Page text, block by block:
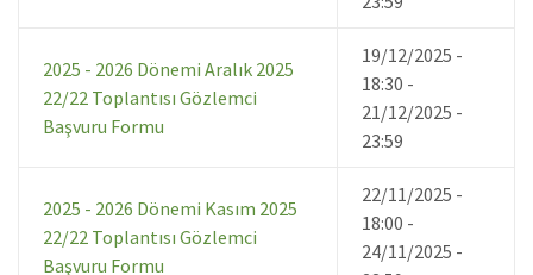
2025 - 2026 Dönemi Aralık 2025
22/22 Toplantısı Gözlemci
Başvuru Formu
19/12/2025 -
18:30 -
21/12/2025 -
23:59
2025 - 2026 Dönemi Kasım 2025
22/22 Toplantısı Gözlemci
Başvuru Formu
22/11/2025 -
18:00 -
24/11/2025 -